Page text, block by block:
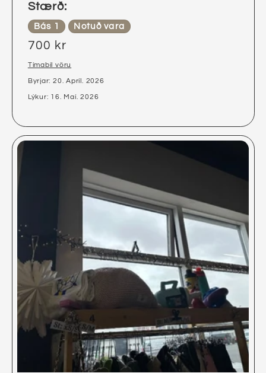
Stærð:
Bás 1 Notuð vara
700 kr
Tímabil vöru
Byrjar: 20. Apríl. 2026
Lýkur: 16. Maí. 2026